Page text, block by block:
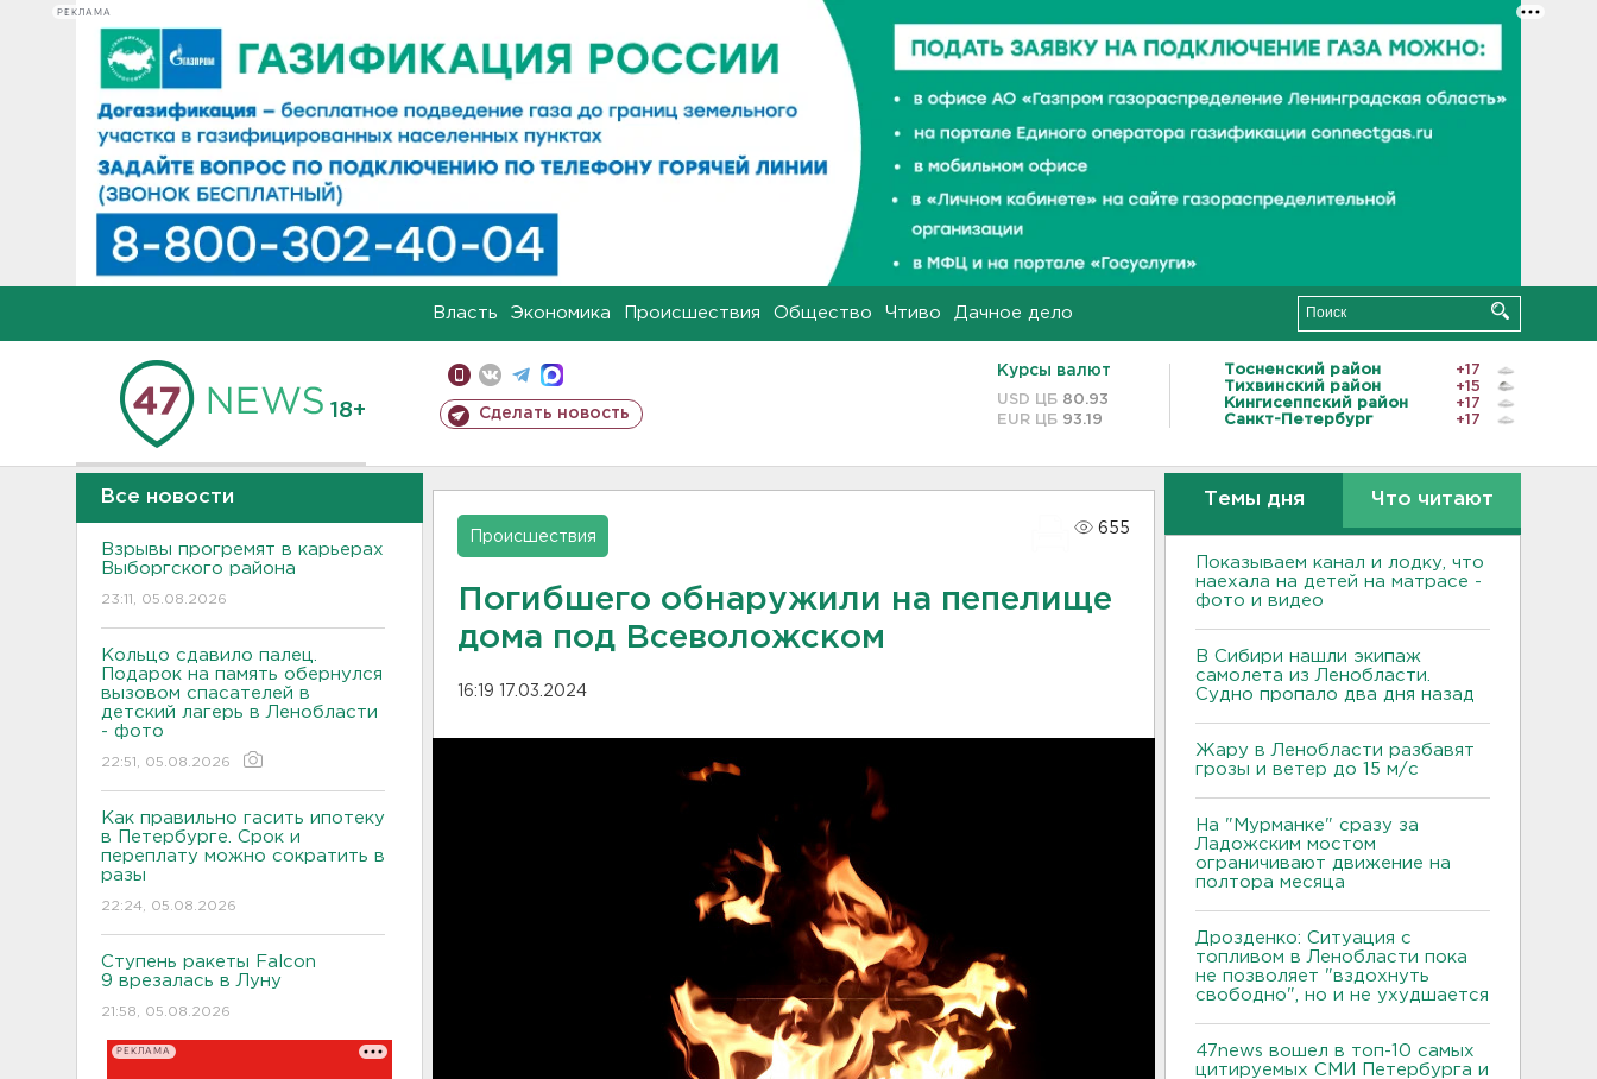
РЕКЛАМА
Власть Экономика Происшествия Общество Чтиво Дачное дело
18+ Сделать новость
Курсы валют
USD ЦБ 80.93
EUR ЦБ 93.19
Тосненский район
+17
Тихвинский район
+15
Кингисеппский район
+17
Санкт-Петербург
+17
Все новости
Взрывы прогремят в карьерах
Выборгского района
23:11, 05.08.2026
Кольцо сдавило палец.
Подарок на память обернулся
вызовом спасателей в
детский лагерь в Ленобласти
- фото
22:51, 05.08.2026
Как правильно гасить ипотеку
в Петербурге. Срок и
переплату можно сократить в
разы
22:24, 05.08.2026
Ступень ракеты Falcon
9 врезалась в Луну
21:58, 05.08.2026
РЕКЛАМА
Происшествия
655
Погибшего обнаружили на пепелище
дома под Всеволожском
16:19 17.03.2024
Темы дня Что читают
Показываем канал и лодку, что
наехала на детей на матрасе -
фото и видео
В Сибири нашли экипаж
самолета из Ленобласти.
Судно пропало два дня назад
Жару в Ленобласти разбавят
грозы и ветер до 15 м/с
На "Мурманке" сразу за
Ладожским мостом
ограничивают движение на
полтора месяца
Дрозденко: Ситуация с
топливом в Ленобласти пока
не позволяет "вздохнуть
свободно", но и не ухудшается
47news вошел в топ-10 самых
цитируемых СМИ Петербурга и